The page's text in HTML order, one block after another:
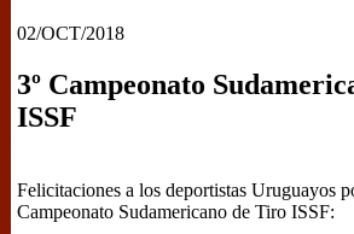
02/OCT/2018
3º Campeonato
ISSF
Felicitaciones a los deportistas Uruguayos
Campeonato Sudamericano de Tiro ISSF: